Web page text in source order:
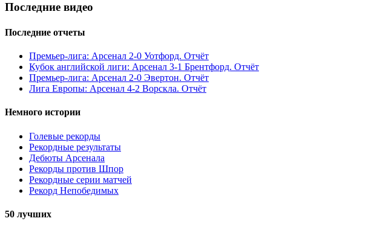
Последние видео
Последние отчеты
Премьер-лига: Арсенал 2-0 Уотфорд. Отчёт
Кубок английской лиги: Арсенал 3-1 Брентфорд. Отчёт
Премьер-лига: Арсенал 2-0 Эвертон. Отчёт
Лига Европы: Арсенал 4-2 Ворскла. Отчёт
Немного истории
Голевые рекорды
Рекордные результаты
Дебюты Арсенала
Рекорды против Шпор
Рекордные серии матчей
Рекорд Непобедимых
50 лучших